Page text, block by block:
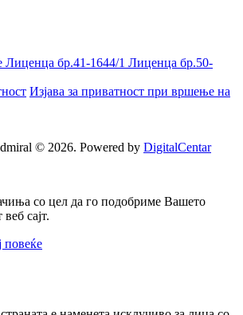
Лиценца бр.41-1644/1 Лиценца бр.50-
Изјава за приватност при вршење на
© 2026. Powered by DigitalCentar
со цел да го подобриме Вашето
сајт.
повеќе